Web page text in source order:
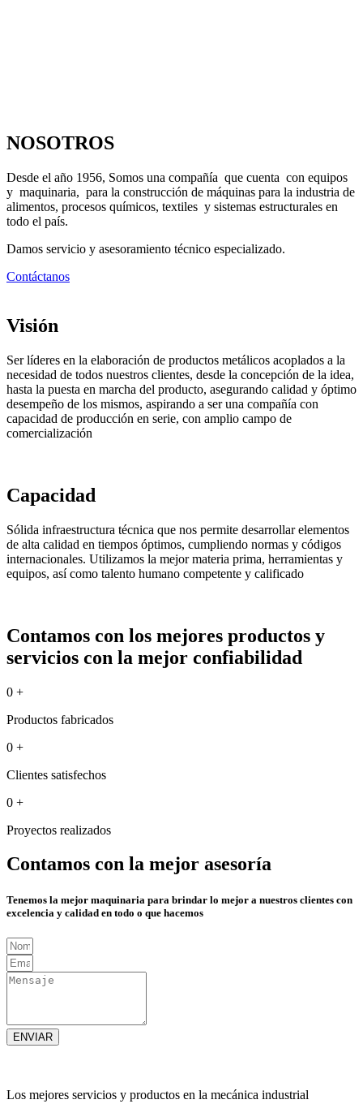
NOSOTROS
Desde el año 1956, Somos una compañía que cuenta con equipos
y maquinaria, para la construcción de máquinas para la industria de
alimentos, procesos químicos, textiles y sistemas estructurales en
todo el país.
Damos servicio y asesoramiento técnico especializado.
Contáctanos
Visión
Ser líderes en la elaboración de productos metálicos acoplados a la
necesidad de todos nuestros clientes, desde la concepción de la idea,
hasta la puesta en marcha del producto, asegurando calidad y óptimo
desempeño de los mismos, aspirando a ser una compañía con
capacidad de producción en serie, con amplio campo de
comercialización
Capacidad
Sólida infraestructura técnica que nos permite desarrollar elementos
de alta calidad en tiempos óptimos, cumpliendo normas y códigos
internacionales. Utilizamos la mejor materia prima, herramientas y
equipos, así como talento humano competente y calificado
Contamos con los mejores productos y
servicios con la mejor confiabilidad
0 +
Productos fabricados
0 +
Clientes satisfechos
0 +
Proyectos realizados
Contamos con la mejor asesoría
Tenemos la mejor maquinaria para brindar lo mejor a nuestros clientes con
excelencia y calidad en todo o que hacemos
ENVIAR
Los mejores servicios y productos en la mecánica industrial